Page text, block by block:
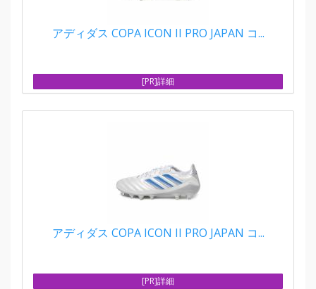
アディダス COPA ICON II PRO JAPAN コ...
[PR]詳細
アディダス COPA ICON II PRO JAPAN コ...
[PR]詳細